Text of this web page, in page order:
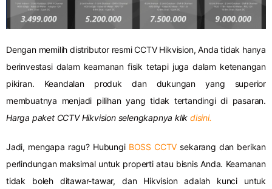
Dengan memilih distributor resmi CCTV Hikvision, Anda tidak hanya
berinvestasi dalam keamanan fisik tetapi juga dalam ketenangan
pikiran. Keandalan produk dan dukungan yang superior
membuatnya menjadi pilihan yang tidak tertandingi di pasaran.
Harga paket CCTV Hikvision selengkapnya klik disini.
Jadi, mengapa ragu? Hubungi BOSS CCTV sekarang dan berikan
perlindungan maksimal untuk properti atau bisnis Anda. Keamanan
tidak boleh ditawar-tawar, dan Hikvision adalah kunci untuk